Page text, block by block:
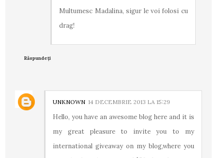
Multumesc Madalina, sigur le voi folosi cu
drag!
Răspundeți
UNKNOWN 14 DECEMBRIE 2013 LA 15:29
Hello, you have an awesome blog here and it is
my great pleasure to invite you to my
international giveaway on my blog,where you